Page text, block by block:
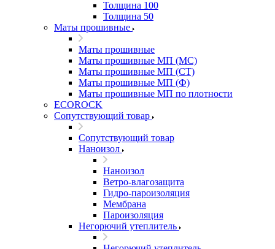
Толщина 100
Толщина 50
Маты прошивные
Маты прошивные
Маты прошивные МП (МС)
Маты прошивные МП (СТ)
Маты прошивные МП (Ф)
Маты прошивные МП по плотности
ECOROCK
Сопутствующий товар
Сопутствующий товар
Наноизол
Наноизол
Ветро-влагозащита
Гидро-пароизоляция
Мембрана
Пароизоляция
Негорючий утеплитель